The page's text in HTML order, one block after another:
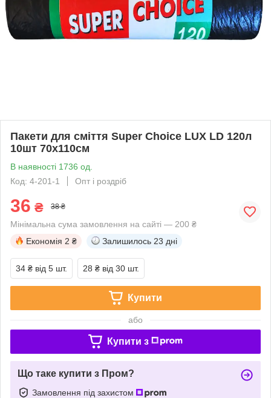
Пакети для сміття Super Choice LUX LD 120л
10шт 70х110см
В наявності 1736 од.
Код: 4-201-1
Опт і роздріб
36 ₴ 38 ₴
Мінімальна сума замовлення на сайті — 200 ₴
Економія 2 ₴ Залишилось 23 дні
34 ₴ від 5 шт. 28 ₴ від 30 шт.
Купити
або
Купити з
Що таке купити з Пром?
Замовлення під захистом